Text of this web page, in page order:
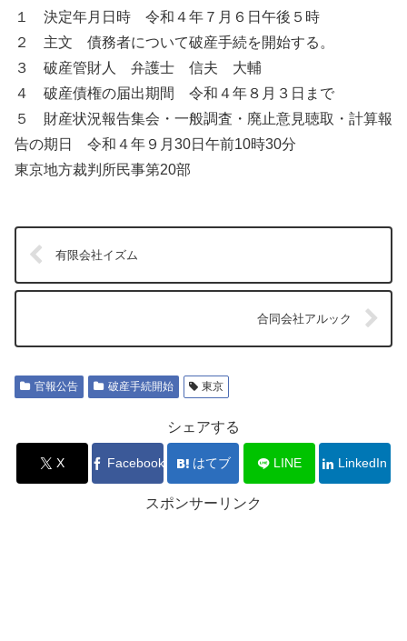
１ 決定年月日時 令和４年７月６日午後５時
２ 主文 債務者について破産手続を開始する。
３ 破産管財人 弁護士 信夫 大輔
４ 破産債権の届出期間 令和４年８月３日まで
５ 財産状況報告集会・一般調査・廃止意見聴取・計算報
告の期日 令和４年９月30日午前10時30分
東京地方裁判所民事第20部
有限会社イズム
合同会社アルック
官報公告 破産手続開始 東京
シェアする
X Facebook はてブ LINE LinkedIn
スポンサーリンク